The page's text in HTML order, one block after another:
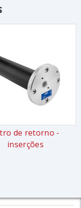
de retorno -
inserções